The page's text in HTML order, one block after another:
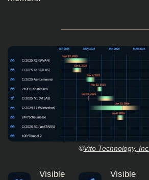
©Vito Technology, Inc.
Visible
Visible